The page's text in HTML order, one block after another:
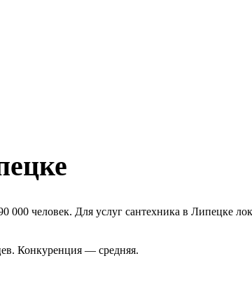
человек. Для услуг сантехника в Липецке
Конкуренция — средняя.